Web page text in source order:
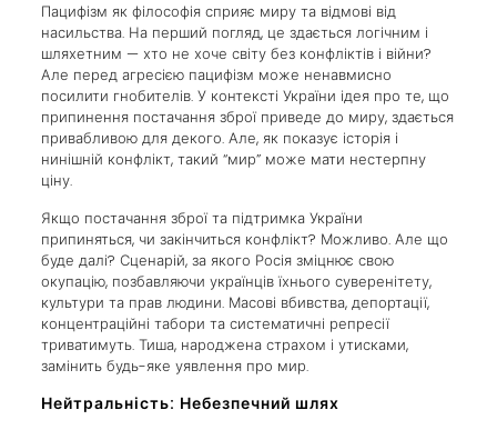
Пацифізм як філософія сприяє миру та відмові від
насильства. На перший погляд, це здається логічним і
шляхетним — хто не хоче світу без конфліктів і війни?
Але перед агресією пацифізм може ненавмисно
посилити гнобителів. У контексті України ідея про те, що
припинення постачання зброї приведе до миру, здається
привабливою для декого. Але, як показує історія і
нинішній конфлікт, такий “мир” може мати нестерпну
ціну.
Якщо постачання зброї та підтримка України
припиняться, чи закінчиться конфлікт? Можливо. Але що
буде далі? Сценарій, за якого Росія зміцнює свою
окупацію, позбавляючи українців їхнього суверенітету,
культури та прав людини. Масові вбивства, депортації,
концентраційні табори та систематичні репресії
триватимуть. Тиша, народжена страхом і утисками,
замінить будь-яке уявлення про мир.
Нейтральність: Небезпечний шлях